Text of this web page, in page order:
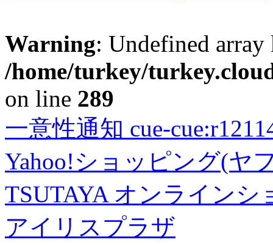
Warning: Undefined
/home/turkey/
on line 289
一意性通知 cue-
Yahoo!ショッピング(ヤ
TSUTAYA オンラインシ
アイリスプラザ